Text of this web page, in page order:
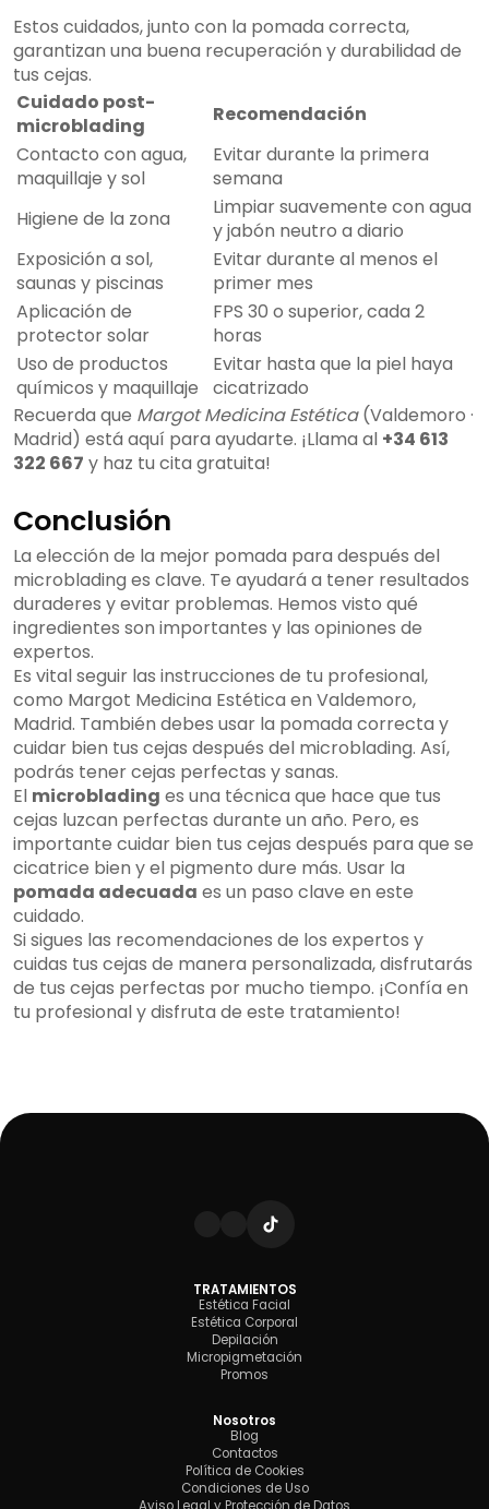
Estos cuidados, junto con la pomada correcta,
garantizan una buena recuperación y durabilidad de
tus cejas.
Cuidado post-
microblading
Recomendación
Contacto con agua,
maquillaje y sol
Evitar durante la primera
semana
Higiene de la zona
Limpiar suavemente con agua
y jabón neutro a diario
Exposición a sol,
saunas y piscinas
Evitar durante al menos el
primer mes
Aplicación de
protector solar
FPS 30 o superior, cada 2
horas
Uso de productos
químicos y maquillaje
Evitar hasta que la piel haya
cicatrizado
Recuerda que Margot Medicina Estética(Valdemoro ·
Madrid) está aquí para ayudarte. ¡Llama al +34 613
322 667 y haz tu cita gratuita!
Conclusión
La elección de la mejor pomada para después del
microblading es clave. Te ayudará a tener resultados
duraderes y evitar problemas. Hemos visto qué
ingredientes son importantes y las opiniones de
expertos.
Es vital seguir las instrucciones de tu profesional,
como Margot Medicina Estética en Valdemoro,
Madrid. También debes usar la pomada correcta y
cuidar bien tus cejas después del microblading. Así,
podrás tener cejas perfectas y sanas.
El microblading es una técnica que hace que tus
cejas luzcan perfectas durante un año. Pero, es
importante cuidar bien tus cejas después para que se
cicatrice bien y el pigmento dure más. Usar la
pomada adecuada es un paso clave en este
cuidado.
Si sigues las recomendaciones de los expertos y
cuidas tus cejas de manera personalizada, disfrutarás
de tus cejas perfectas por mucho tiempo. ¡Confía en
tu profesional y disfruta de este tratamiento!
TRATAMIENTOS
Estética Facial
Estética Corporal
Depilación
Micropigmetación
Promos
Nosotros
Blog
Contactos
Política de Cookies
Condiciones de Uso